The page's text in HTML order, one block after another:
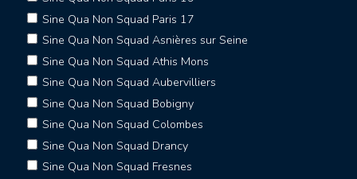
Sine Qua Non Squad Paris 17
Sine Qua Non Squad Asnières sur Seine
Sine Qua Non Squad Athis Mons
Sine Qua Non Squad Aubervilliers
Sine Qua Non Squad Bobigny
Sine Qua Non Squad Colombes
Sine Qua Non Squad Drancy
Sine Qua Non Squad Fresnes